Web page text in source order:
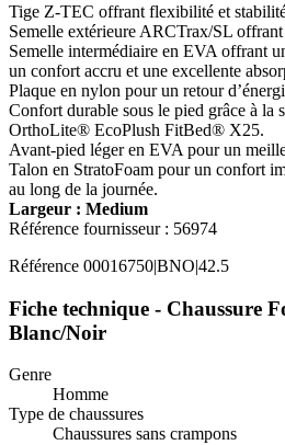
Tige Z-TEC offrant flexibilité et
Semelle extérieure ARCTrax/SL
Semelle intermédiaire en EVA offrant
un confort accru et une excellente
Plaque en nylon pour un retour
Confort durable sous le pied grâce à la
OrthoLite® EcoPlush FitBed® X25.
Avant-pied léger en EVA pour un
Talon en StratoFoam pour un confort
au long de la journée.
Largeur : Medium
Référence fournisseur : 56974
Référence 00016750|BNO|42.5
Fiche technique - Chaussure
Blanc/Noir
Genre
Homme
Type de chaussures
Chaussures sans crampons